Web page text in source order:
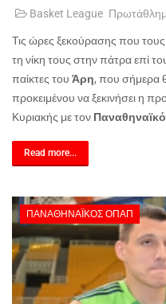
Basket League
Τις ώρες ξεκούρασης που
τη νίκη τους στην πάτρα επί
παίκτες του Άρη, που σήμερα
προκειμένου να ξεκινήσει η
Κυριακής με τον Παναθηναϊκό
Read more...
ΠΑΝΑΘΗΝΑΪΚΌΣ ΟΠΑΠ